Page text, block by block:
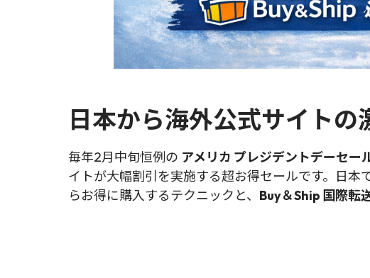
日本から海外公式サイト
毎年2月中旬恒例の アメリカ プレジデントデーセー
イトが大幅割引を実施する超お得セールです。日
らお得に購入するテクニックと、 Buy＆Ship 国際転